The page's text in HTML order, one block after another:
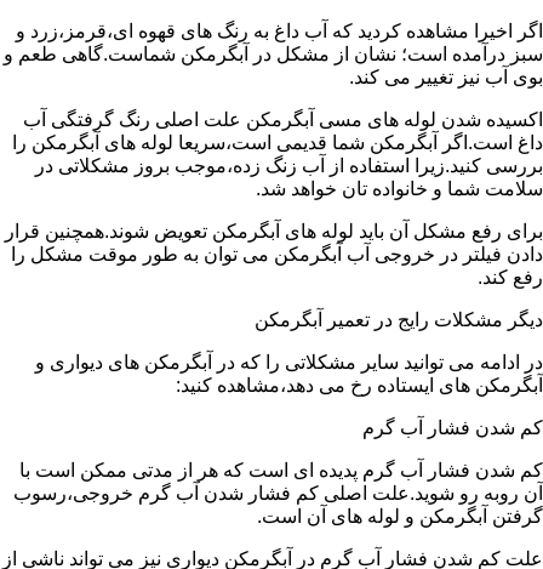
اگر اخیرا مشاهده کردید که آب داغ به رنگ های قهوه ای،قرمز،زرد و
سبز درآمده است؛ نشان از مشکل در آبگرمکن شماست.گاهی طعم و
بوی آب نیز تغییر می کند.
اکسیده شدن لوله های مسی آبگرمکن علت اصلی رنگ گرفتگی آب
داغ است.اگر آبگرمکن شما قدیمی است،سریعا لوله های آبگرمکن را
بررسی کنید.زیرا استفاده از آب زنگ زده،موجب بروز مشکلاتی در
سلامت شما و خانواده تان خواهد شد.
برای رفع مشکل آن باید لوله های آبگرمکن تعویض شوند.همچنین قرار
دادن فیلتر در خروجی آب آبگرمکن می توان به طور موقت مشکل را
رفع کند.
دیگر مشکلات رایج در تعمیر آبگرمکن
در ادامه می توانید سایر مشکلاتی را که در آبگرمکن های دیواری و
آبگرمکن های ایستاده رخ می دهد،مشاهده کنید:
کم شدن فشار آب گرم
کم شدن فشار آب گرم پدیده ای است که هر از مدتی ممکن است با
آن روبه رو شوید.علت اصلی کم فشار شدن آب گرم خروجی،رسوب
گرفتن آبگرمکن و لوله های آن است.
علت کم شدن فشار آب گرم در آبگرمکن دیواری نیز می تواند ناشی از